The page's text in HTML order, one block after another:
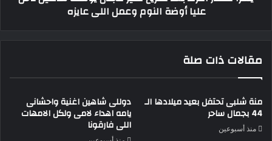
اللى
عليا أوضة النوم وعمل اللى عايزه
مقالات ذات صلة
منة شلبى تحتفل بعيد ميلادها الـ
44 بجمال ساحر
منذ أسبوعين
دوللى شاهين اغنية واحشانى
يامه اهداء لامى ولكل الامهات
اللى فارقونا